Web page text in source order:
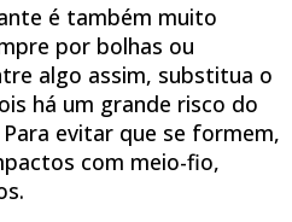
é também muito
por bolhas ou
algo assim, substitua o
há um grande risco do
evitar que se formem,
com meio-fio,